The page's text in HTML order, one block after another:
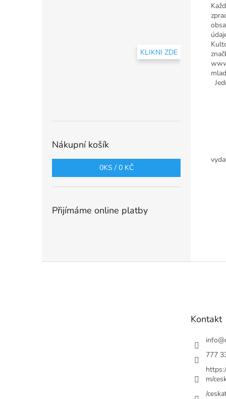
KLIKNI ZDE
Nákupní košík
0KS / 0 KČ
Přijímáme online platby
Kontakt
info@
777
m/
/